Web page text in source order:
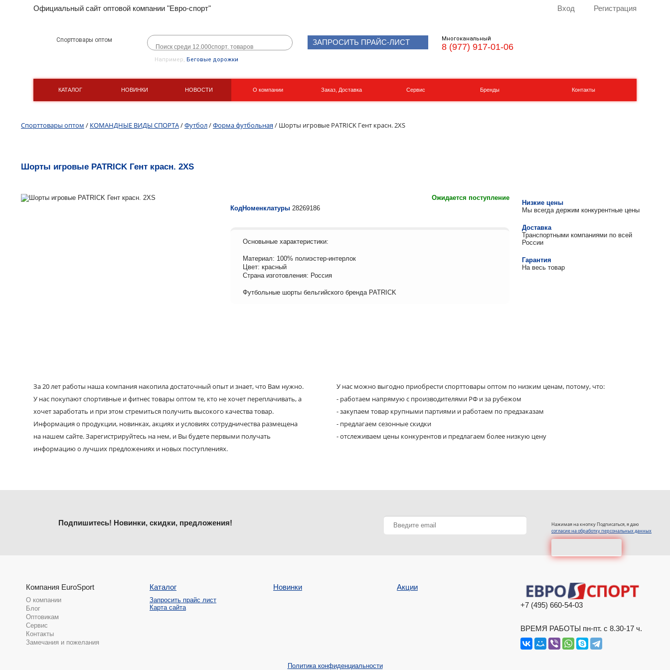
Официальный сайт оптовой компании "Евро-спорт" Вход Регистрация
Спорттовары оптом
Например, Беговые дорожки
ЗАПРОСИТЬ ПРАЙС-ЛИСТ Многоканальный
8 (977) 917-01-06
КАТАЛОГ НОВИНКИ НОВОСТИ О компании Заказ, Доставка Сервис Бренды Контакты
Спорттовары оптом / КОМАНДНЫЕ ВИДЫ СПОРТА/Футбол/Форма футбольная/ Шорты игровые PATRICK Гент красн. 2XS
Шорты игровые PATRICK Гент красн. 2XS
Ожидается поступление
КодНоменклатуры 28269186
Основыные характеристики:
Материал: 100% полиэстер-интерлок
Цвет: красный
Страна изготовления: Россия
Футбольные шорты бельгийского бренда PATRICK
Низкие цены
Мы всегда держим конкурентные цены
Доставка
Транспортными компаниями по всей
России
Гарантия
На весь товар
За 20 лет работы наша компания накопила достаточный опыт и знает, что Вам нужно.
У нас покупают спортивные и фитнес товары оптом те, кто не хочет переплачивать, а
хочет заработать и при этом стремиться получить высокого качества товар.
Информация о продукции, новинках, акциях и условиях сотрудничества размещена
на нашем сайте. Зарегистрируйтесь на нем, и Вы будете первыми получать
информацию о лучших предложениях и новых поступлениях.
У нас можно выгодно приобрести спорттовары оптом по низким ценам, потому, что:
- работаем напрямую с производителями РФ и за рубежом
- закупаем товар крупными партиями и работаем по предзаказам
- предлагаем сезонные скидки
- отслеживаем цены конкурентов и предлагаем более низкую цену
Нажимая на кнопку Подписаться, я даю
согласие на обработку персональных данных
Подпишитесь! Новинки, скидки, предложения!
Компания EuroSport
О компании
Блог
Оптовикам
Сервис
Контакты
Замечания и пожелания
Каталог
Запросить прайс лист
Карта сайта
Новинки Акции
+7 (495) 660-54-03
ВРЕМЯ РАБОТЫ пн-пт. с 8.30-17 ч.
Политика конфиденциальности